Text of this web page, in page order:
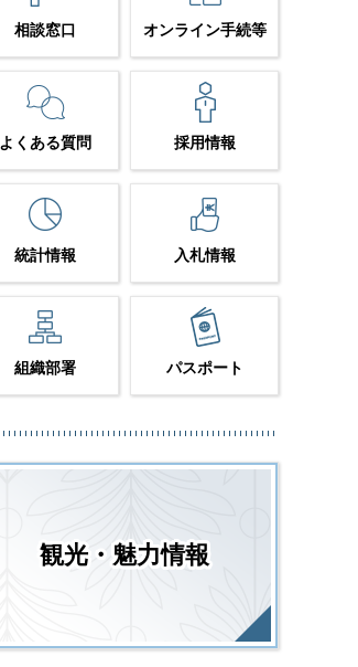
相談窓口 オンライン手続等
よくある質問 採用情報
統計情報 入札情報
組織部署 パスポート
観光・魅力情報